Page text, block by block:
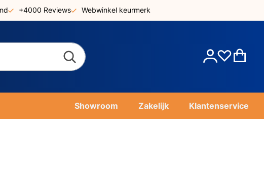
+4000 Reviews Webwinkel keurmerk
Account
Showroom Zakelijk Klantenservice